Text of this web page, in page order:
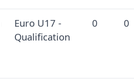
Euro U17 -
Qualification
0 0